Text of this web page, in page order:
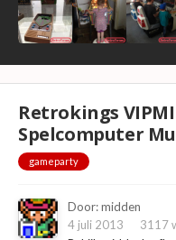
Retrokings
Spelcomputer
gameparty
Door:midden
4 juli 2013
3117